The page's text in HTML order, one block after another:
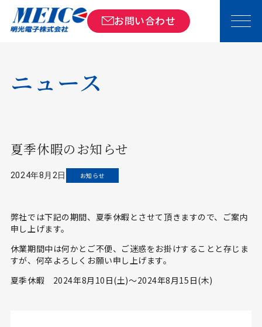
お問い合わせ
トップ ニュース 夏季休暇のお知らせ
ニュース
夏季休暇のお知らせ
2024年8月2日 お知らせ
弊社では下記の期間、夏季休暇とさせて頂きますので、ご案内
申し上げます。
休業期間中は何かとご不便、ご迷惑をお掛けすることと存じま
すが、何卒よろしくお願い申し上げます。
夏季休暇 2024年8月10日(土)～2024年8月15日(木)